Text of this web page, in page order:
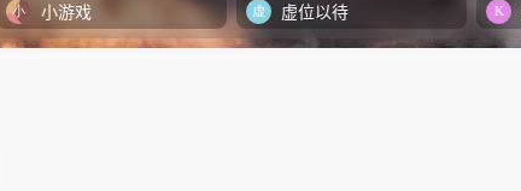
小游戏 虚位以待